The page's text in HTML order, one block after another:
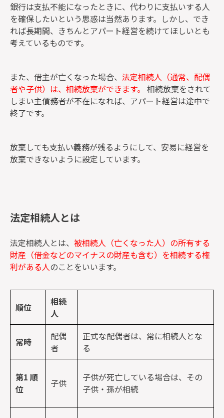
銀行は支払不能になったときに、代わりに支払いする人
を確保したいという思惑は当然あります。しかし、でき
れば長期間、きちんとアパート経営を続けてほしいとも
考えているものです。
また、借主が亡くなった場合、 法定相続人（通常、配偶
者や子供）は、相続放棄ができます。 相続放棄をされて
しまい主債務者が不在になれば、アパート経営は途中で
終了です。
放棄しても支払い義務が残るようにして、安易に経営を
放棄できないように設定しています。
法定相続人とは
法定相続人とは、 被相続人（亡くなった人）の所有する
財産（借金などのマイナスの財産も含む）を相続する権
利がある人のことをいいます。
順位
相続
人
常時
配偶
者
正式な配偶者は、常に相続人とな
る
第1 順
位
子供
子供が死亡している場合は、その
子供・孫が相続